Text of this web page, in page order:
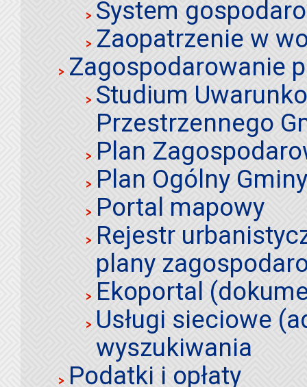
System
Zaopatrzenie w
Zagospodarowanie
Studium
Przestrzennego
Plan
Plan Ogólny
Portal mapowy
Rejestr
plany
Ekoportal
Usługi sieciowe
wyszukiwania
Podatki i opłaty